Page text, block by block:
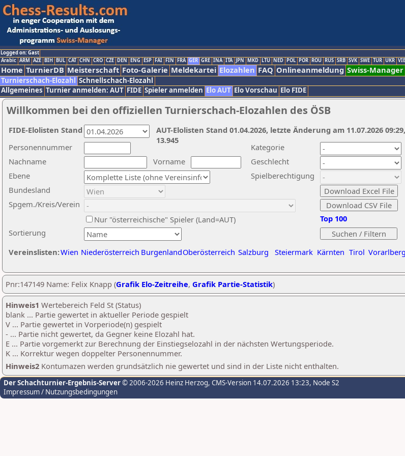
Logged on: Gast
Arabic ARM AZE BIH BUL CAT CHN CRO CZE DEN ENG ESP FAI FIN FRA GER GRE INA ITA JPN MKD LTU NED POL POR ROU RUS SRB SVK SWE TUR UKR VIE
Home TurnierDB Meisterschaft Foto-Galerie Meldekartei Elozahlen FAQ Onlineanmeldung Swiss-Manager
Turnierschach-Elozahl Schnellschach-Elozahl
Allgemeines Turnier anmelden: AUT FIDE Spieler anmelden Elo AUT Elo Vorschau Elo FIDE
Willkommen bei den offiziellen Turnierschach-Elozahlen des ÖSB
Nachname
Vorname
Ebene
Kategorie
Sortierung
Personennummer
Bundesland
Spgem./Kreis/Verein
Geschlecht
Nur "österreichische" Spieler (Land=AUT)
Spielberechtigung
Vereinslisten:Wien Niederösterreich BurgenlandOberösterreich Salzburg Steiermark Kärnten Tirol Vorarlberg
Top 100
AUT-Elolisten Stand 01.04.2026, letzte Änderung am 11.07.2026
13.945
FIDE-Elolisten Stand
Pnr:147149 Name: Felix Knapp (Grafik Elo-Zeitreihe, Grafik Partie-Statistik)
Hinweis1 Wertebereich Feld St (Status)
blank ... Partie gewertet in aktueller Periode gespielt
V ... Partie gewertet in Vorperiode(n) gespielt
- ... Partie nicht gewertet, da Gegner keine Elozahl hat.
E ... Partie vorgemerkt zur Berechnung der Einstiegselozahl in der nächsten Wertungsperiode.
K ... Korrektur wegen doppelter Personennummer.
Hinweis2 Kontumazen werden grundsätzlich nie gewertet und sind in der Liste nicht enthalten.
Der Schachturnier-Ergebnis-Server© 2006-2026 Heinz Herzog, CMS-Version 14.07.2026 13:23, Node S2
Impressum / Nutzungsbedingungen